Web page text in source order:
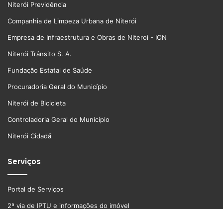
Niterói Previdência
Companhia de Limpeza Urbana de Niterói
Empresa de Infraestrutura e Obras de Niteroi - ION
Niterói Trânsito S. A.
Fundação Estatal de Saúde
Procuradoria Geral do Município
Niterói de Bicicleta
Controladoria Geral do Município
Niterói Cidadã
Serviços
Portal de Serviços
2ª via de IPTU e informações do imóvel